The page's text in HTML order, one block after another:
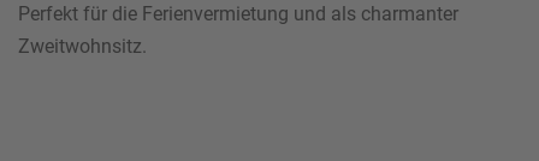
Perfekt für die Ferienvermietung und als charmanter
Zweitwohnsitz.